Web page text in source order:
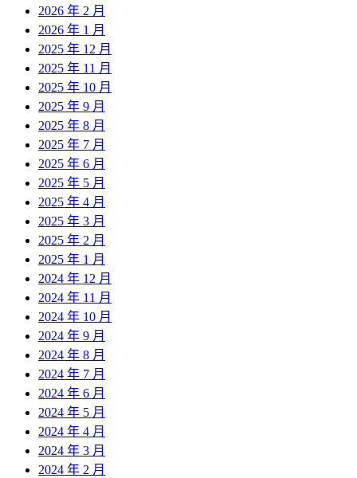
2026 年 2 月
2026 年 1 月
2025 年 12 月
2025 年 11 月
2025 年 10 月
2025 年 9 月
2025 年 8 月
2025 年 7 月
2025 年 6 月
2025 年 5 月
2025 年 4 月
2025 年 3 月
2025 年 2 月
2025 年 1 月
2024 年 12 月
2024 年 11 月
2024 年 10 月
2024 年 9 月
2024 年 8 月
2024 年 7 月
2024 年 6 月
2024 年 5 月
2024 年 4 月
2024 年 3 月
2024 年 2 月